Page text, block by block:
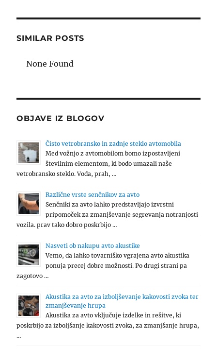
SIMILAR POSTS
None Found
OBJAVE IZ BLOGOV
Čisto vetrobransko in zadnje steklo avtomobila
Med vožnjo z avtomobilom bomo izpostavljeni
številnim elementom, ki bodo umazali naše
vetrobransko steklo. Voda, prah, …
Različne vrste senčnikov za avto
Senčniki za avto lahko predstavljajo izvrstni
pripomoček za zmanjševanje segrevanja notranjosti
vozila. prav tako dobro poskrbijo …
Nasveti ob nakupu avto akustike
Vemo, da lahko tovarniško vgrajena avto akustika
ponuja precej dobre možnosti. Po drugi strani pa
zagotovo …
Akustika za avto za izboljševanje kakovosti zvoka ter
zmanjševanje hrupa
Akustika za avto vključuje izdelke in rešitve, ki
poskrbijo za izboljšanje kakovosti zvoka, za zmanjšanje hrupa,
…